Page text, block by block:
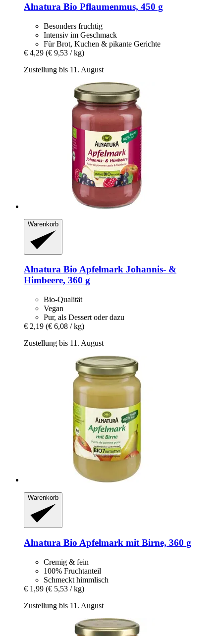
Alnatura Bio Pflaumenmus, 450 g
Besonders fruchtig
Intensiv im Geschmack
Für Brot, Kuchen & pikante Gerichte
€ 4,29 (€ 9,53 / kg)
Zustellung bis 11. August
Warenkorb
Alnatura Bio Apfelmark Johannis-​ &
Himbeere, 360 g
Bio-Qualität
Vegan
Pur, als Dessert oder dazu
€ 2,19 (€ 6,08 / kg)
Zustellung bis 11. August
Warenkorb
Alnatura Bio Apfelmark mit Birne, 360 g
Cremig & fein
100% Fruchtanteil
Schmeckt himmlisch
€ 1,99 (€ 5,53 / kg)
Zustellung bis 11. August